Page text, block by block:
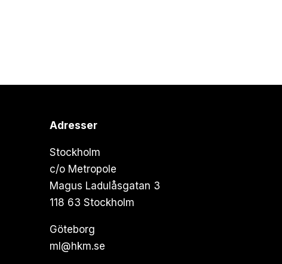
Adresser
Stockholm
c/o Metropole
Magus Ladulåsgatan 3
118 63 Stockholm
Göteborg
ml@hkm.se